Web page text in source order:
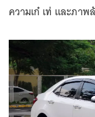
ความเก๋ เท่ และภา